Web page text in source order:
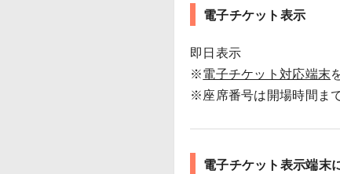
電子チケット表示
即日表示
※電子チケット対応端末
※座席番号は開場時間ま
電子チケット表示端末